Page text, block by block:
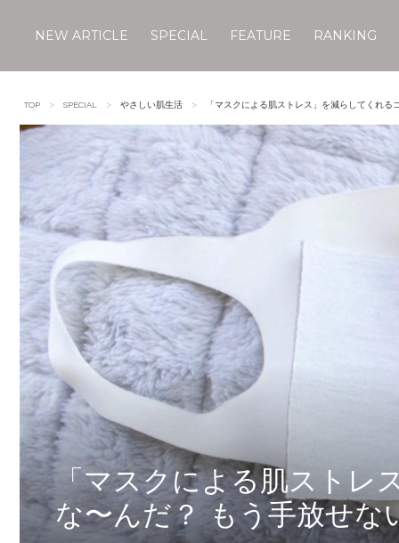
content
NEW ARTICLE SPECIAL FEATURE RANKING
TOP SPECIAL やさしい肌生活 「マスクによる肌ストレス」を減らしてくれ
「マスクによる肌ストレ
な〜んだ？ もう手放せな